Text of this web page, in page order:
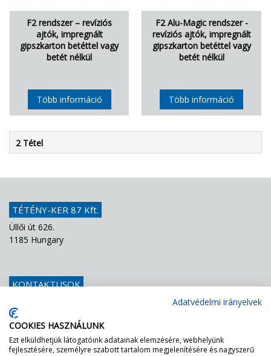
F2 rendszer – revíziós
ajtók, impregnált
gipszkarton betéttel vagy
betét nélkül
Több információ
F2 Alu-Magic rendszer -
revíziós ajtók, impregnált
gipszkarton betéttel vagy
betét nélkül
Több információ
2 Tétel
TÉTÉNY-KER 87 Kft.
Üllői út 626.
1185 Hungary
KONTAKTUSOK
E-mail
Adatvédelmi irányelvek
COOKIES HASZNÁLUNK
Ezt elküldhetjük látogatóink adatainak elemzésére, webhelyünk
fejlesztésére, személyre szabott tartalom megjelenítésére és nagyszerű